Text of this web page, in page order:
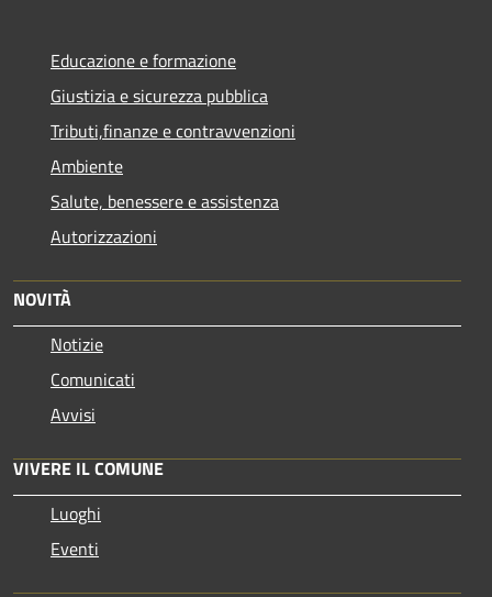
Educazione e formazione
Giustizia e sicurezza pubblica
Tributi,finanze e contravvenzioni
Ambiente
Salute, benessere e assistenza
Autorizzazioni
NOVITÀ
Notizie
Comunicati
Avvisi
VIVERE IL COMUNE
Luoghi
Eventi